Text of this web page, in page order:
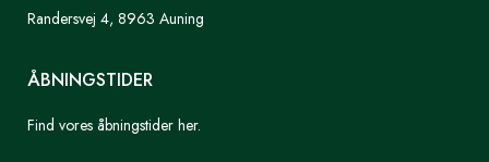
Randersvej 4, 8963 Auning
ÅBNINGSTIDER
Find vores åbningstider her.